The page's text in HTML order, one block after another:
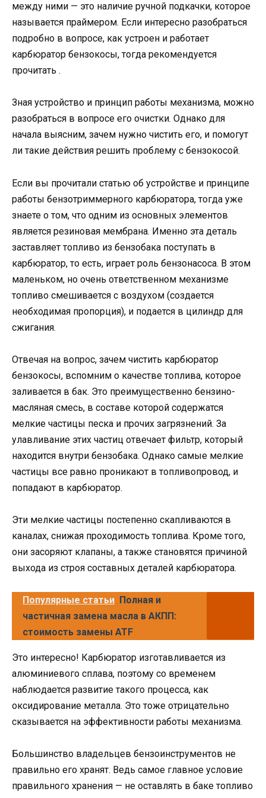
между ними — это наличие ручной подкачки, которое
называется праймером. Если интересно разобраться
подробно в вопросе, как устроен и работает
карбюратор бензокосы, тогда рекомендуется
прочитать .
Зная устройство и принцип работы механизма, можно
разобраться в вопросе его очистки. Однако для
начала выясним, зачем нужно чистить его, и помогут
ли такие действия решить проблему с бензокосой.
Если вы прочитали статью об устройстве и принципе
работы бензотриммерного карбюратора, тогда уже
знаете о том, что одним из основных элементов
является резиновая мембрана. Именно эта деталь
заставляет топливо из бензобака поступать в
карбюратор, то есть, играет роль бензонасоса. В этом
маленьком, но очень ответственном механизме
топливо смешивается с воздухом (создается
необходимая пропорция), и подается в цилиндр для
сжигания.
Отвечая на вопрос, зачем чистить карбюратор
бензокосы, вспомним о качестве топлива, которое
заливается в бак. Это преимущественно бензино-
масляная смесь, в составе которой содержатся
мелкие частицы песка и прочих загрязнений. За
улавливание этих частиц отвечает фильтр, который
находится внутри бензобака. Однако самые мелкие
частицы все равно проникают в топливопровод, и
попадают в карбюратор.
Эти мелкие частицы постепенно скапливаются в
каналах, снижая проходимость топлива. Кроме того,
они засоряют клапаны, а также становятся причиной
выхода из строя составных деталей карбюратора.
Популярные статьи Полная и
частичная замена масла в АКПП:
стоимость замены ATF
Это интересно! Карбюратор изготавливается из
алюминиевого сплава, поэтому со временем
наблюдается развитие такого процесса, как
оксидирование металла. Это тоже отрицательно
сказывается на эффективности работы механизма.
Большинство владельцев бензоинструментов не
правильно его хранят. Ведь самое главное условие
правильного хранения — не оставлять в баке топливо